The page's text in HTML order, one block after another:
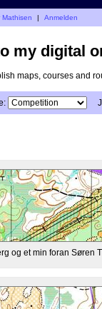
| Anmelden
my digital
maps, courses and
og et min foran